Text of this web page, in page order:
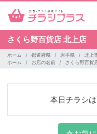
さくら野百貨店 北上店
ホーム 都道府県 岩手県
北上
ホーム
お店の名前 さくら野百貨
本日チラシ